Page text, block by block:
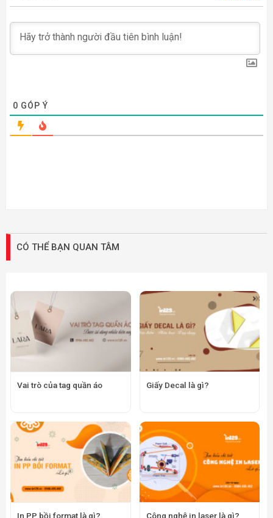
0 GÓP Ý
CÓ THỂ BẠN QUAN TÂM
Vai trò của tag quần áo Giấy Decal là gì?
In PP bồi format là gì? Công nghệ in laser là gì?